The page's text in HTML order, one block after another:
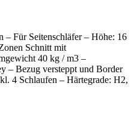
– Für Seitenschläfer – Höhe: 16
Schnitt mit
40 kg / m3 –
– Bezug versteppt und Border
4 Schlaufen – Härtegrade: H2,